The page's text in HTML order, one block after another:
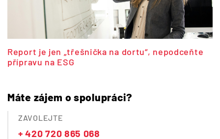
Report je jen „třešnička na dortu“, nepodceňte
přípravu na ESG
Máte zájem o spolupráci?
ZAVOLEJTE
+ 420 720 865 068